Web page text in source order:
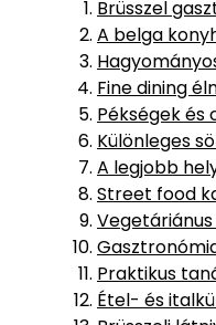
Brüsszel
A belga
Fine dining
Pékségek
Különleges
A legjobb
Street food
Praktikus
Étel- és